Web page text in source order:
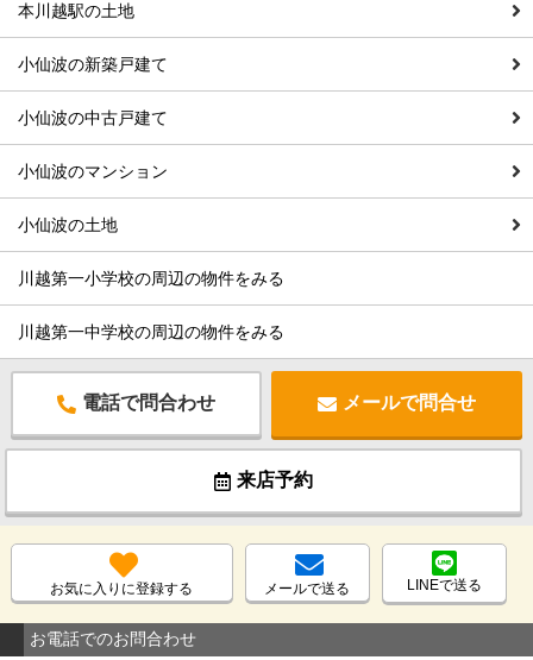
本川越駅の土地
小仙波の新築戸建て
小仙波の中古戸建て
小仙波のマンション
小仙波の土地
川越第一小学校の周辺の物件をみる
川越第一中学校の周辺の物件をみる
電話で問合わせ メールで問合せ
来店予約
お気に入りに登録する メールで送る LINEで送る
お電話でのお問合わせ